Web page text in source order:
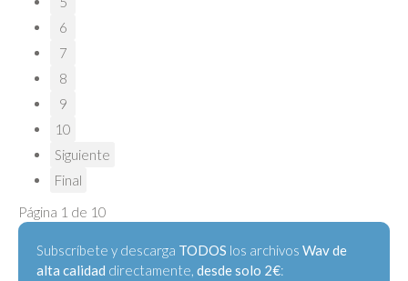
6
7
8
9
10
Siguiente
Final
Página 1 de 10
Subscríbete y descarga TODOS los archivos Wav de
alta calidad directamente, desde solo 2€: